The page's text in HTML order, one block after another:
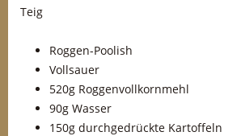
Teig
Roggen-Poolish
Vollsauer
520g Roggenvollkornmehl
90g Wasser
150g durchgedrückte Kartoffeln